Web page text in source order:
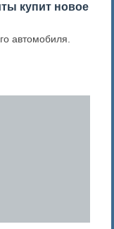
купит новое
автомобиля.